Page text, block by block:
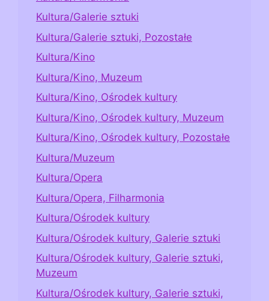
Kultura/Galerie sztuki
Kultura/Galerie sztuki, Pozostałe
Kultura/Kino
Kultura/Kino, Muzeum
Kultura/Kino, Ośrodek kultury
Kultura/Kino, Ośrodek kultury, Muzeum
Kultura/Kino, Ośrodek kultury, Pozostałe
Kultura/Muzeum
Kultura/Opera
Kultura/Opera, Filharmonia
Kultura/Ośrodek kultury
Kultura/Ośrodek kultury, Galerie sztuki
Kultura/Ośrodek kultury, Galerie sztuki,
Muzeum
Kultura/Ośrodek kultury, Galerie sztuki,